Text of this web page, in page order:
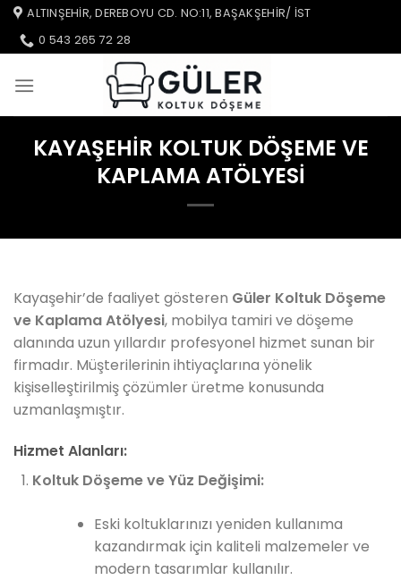
İçeriğe
atla
ALTINŞEHIR, DEREBOYU CD. NO:11, BAŞAKŞEHIR/ IST
0 543 265 72 28
KAYAŞEHIR KOLTUK DÖŞEME VE
KAPLAMA ATÖLYESI
Kayaşehir’de faaliyet gösteren Güler Koltuk Döşeme
ve Kaplama Atölyesi, mobilya tamiri ve döşeme
alanında uzun yıllardır profesyonel hizmet sunan bir
firmadır. Müşterilerinin ihtiyaçlarına yönelik
kişiselleştirilmiş çözümler üretme konusunda
uzmanlaşmıştır.
Hizmet Alanları:
Koltuk Döşeme ve Yüz Değişimi:
Eski koltuklarınızı yeniden kullanıma
kazandırmak için kaliteli malzemeler ve
modern tasarımlar kullanılır.